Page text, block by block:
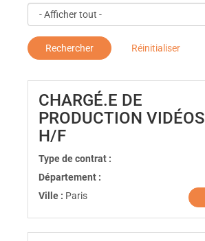
Rechercher Réinitialiser
CHARGÉ.E DE
PRODUCTION VIDÉOS
H/F(Nouvelle fenêtre)
Type de contrat :
Département :
Ville : Paris